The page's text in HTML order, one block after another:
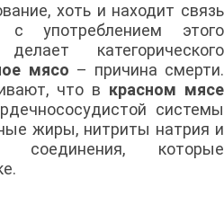
хоть и находит связь
с употреблением этого
категорического
мясо – причина смерти.
что в красном мясе
системы
жиры, нитриты натрия и
соединения, которые